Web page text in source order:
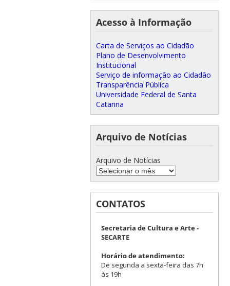
Acesso à Informação
Carta de Serviços ao Cidadão
Plano de Desenvolvimento
Institucional
Serviço de informação ao Cidadão
Transparência Pública
Universidade Federal de Santa
Catarina
Arquivo de Notícias
Arquivo de Notícias
CONTATOS
Secretaria de Cultura e Arte -
SECARTE
Horário de atendimento:
De segunda a sexta-feira das 7h
às 19h